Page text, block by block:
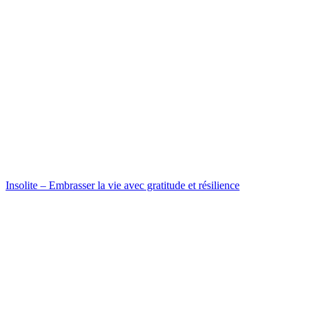
Insolite – Embrasser la vie avec gratitude et résilience